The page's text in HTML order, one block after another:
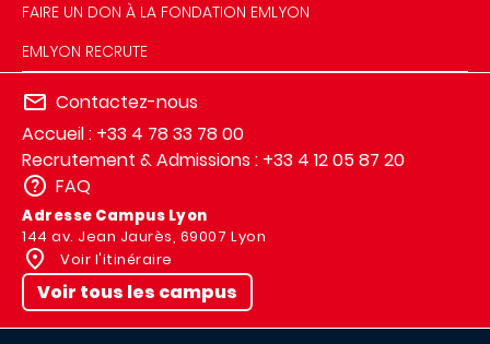
FAIRE UN DON À LA FONDATION EMLYON
EMLYON RECRUTE
Contactez-nous
Accueil : +33 4 78 33 78 00
Recrutement & Admissions : +33 4 12 05 87 20
FAQ
Adresse Campus Lyon
144 av. Jean Jaurès, 69007 Lyon
Voir l'itinéraire
Voir tous les campus